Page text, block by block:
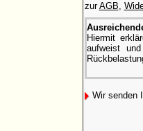
zurAGB,
Hiermit
aufweist
Wir senden